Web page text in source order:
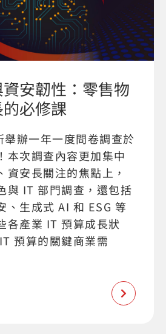
安韌性：零售物
必修課
辦一年一度問卷調查於
本次調查內容更加集中
資安長關注的焦點上，
與 IT 部門調查，還包括
、生成式 AI 和 ESG 等
各產業 IT 預算成長狀
預算的關鍵商業需